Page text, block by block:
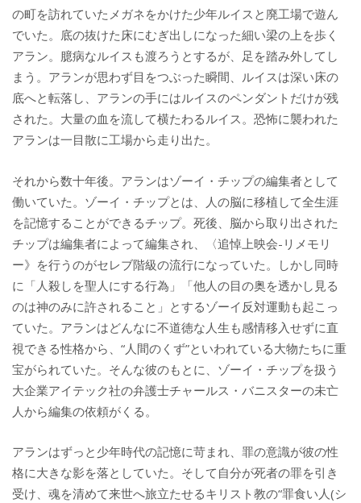
の町を訪れていたメガネをかけた少年ルイスと廃工場で遊ん
でいた。底の抜けた床にむぎ出しになった細い梁の上を歩く
アラン。臆病なルイスも渡ろうとするが、足を踏み外してし
まう。アランが思わず目をつぶった瞬間、ルイスは深い床の
底へと転落し、アランの手にはルイスのペンダントだけが残
された。大量の血を流して横たわるルイス。恐怖に襲われた
アランは一目散に工場から走り出た。
それから数十年後。アランはゾーイ・チップの編集者として
働いていた。ゾーイ・チップとは、人の脳に移植して全生涯
を記憶することができるチップ。死後、脳から取り出された
チップは編集者によって編集され、〈追悼上映会-リメモリ
ー》を行うのがセレブ階級の流行になっていた。しかし同時
に「人殺しを聖人にする行為」「他人の目の奥を透かし見る
のは神のみに許されること」とするゾーイ反対運動も起こっ
ていた。アランはどんなに不道徳な人生も感情移入せずに直
視できる性格から、“人間のくず”といわれている大物たちに重
宝がられていた。そんな彼のもとに、ゾーイ・チップを扱う
大企業アイテック社の弁護士チャールス・バニスターの未亡
人から編集の依頼がくる。
アランはずっと少年時代の記憶に苛まれ、罪の意識が彼の性
格に大きな影を落としていた。そして自分が死者の罪を引き
受け、魂を清めて来世へ旅立たせるキリスト教の“罪食い人(シ